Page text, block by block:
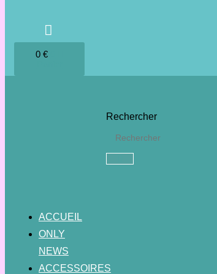
0€
Rechercher
ACCUEIL
ONLY
NEWS
ACCESSOIRES